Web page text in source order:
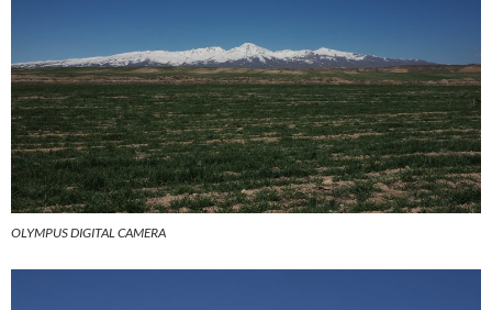
OLYMPUS DIGITAL CAMERA